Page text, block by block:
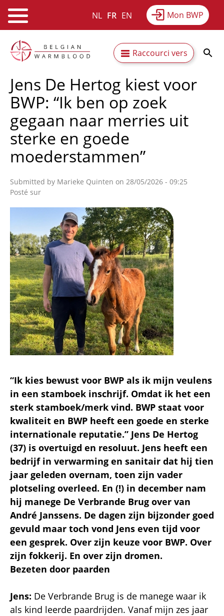
Aller
principal
Mon BWP
NL FR EN
Secundaire
navigatie
Webshop Equitime Actualités
À propos du BWP
Raccourci vers
Jens De Hertog kiest voor
BWP: “Ik ben op zoek
gegaan naar merries uit
sterke en goede
moederstammen”
Submitted by Marieke Quinten on 28/05/2026 - 09:25
Posté sur
“Ik kies bewust voor BWP als ik mijn veulens
in een stamboek inschrijf. Omdat ik het een
sterk stamboek/merk vind. BWP staat voor
kwaliteit en BWP heeft een goede en sterke
internationale reputatie.” Jens De Hertog
(37) is overtuigd en resoluut. Jens heeft een
bedrijf in verwarming en sanitair dat hij tien
jaar geleden overnam, toen zijn vader
plotseling overleed. En (!) in december nam
hij manege De Verbrande Brug over van
André Janssens. De dagen zijn bijzonder goed
gevuld maar toch vond Jens even tijd voor
een gesprek. Over zijn keuze voor BWP. Over
zijn fokkerij. En over zijn dromen.
Bezeten door paarden
Jens: De Verbrande Brug is de manege waar ik
als kind leerde paardrijden. Vanaf mijn zes jaar